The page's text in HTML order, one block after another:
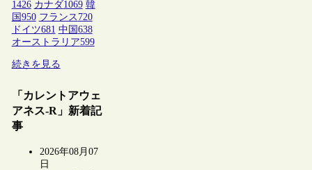
1426 カナダ1069 韓
国 950 フランス 720
ドイツ681 中国 638
オーストラリア599
続きを見る
「カレントアウェ
アネス-R」新着記
事
2026年08月07
日